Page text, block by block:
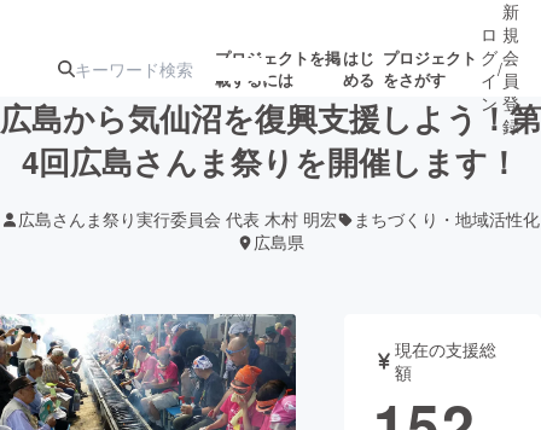
プロジェクトを掲
載するには
はじ
める
プロジェクト
をさがす
人気のプロ
ジェクト
注目のリ
ターン
注目の新着プロ
ジェクト
募集終了が近いプ
ロジェクト
もうすぐ公開
されます
アート・写真
テクノロジー・ガジェット
ロ
グ
イ
ン
/
新
規
会
員
登
録
広島から気仙沼を復興支援しよう！第
4回広島さんま祭りを開催します！
広島さんま祭り実行委員会 代表 木村 明宏
まちづくり・地域活性化
広島県
現在の支援総
額